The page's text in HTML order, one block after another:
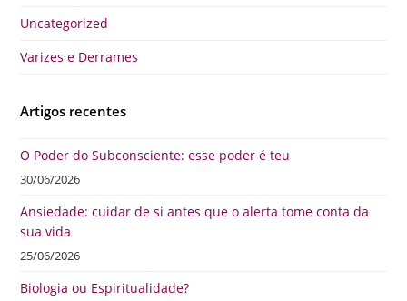
Uncategorized
Varizes e Derrames
Artigos recentes
O Poder do Subconsciente: esse poder é teu
30/06/2026
Ansiedade: cuidar de si antes que o alerta tome conta da
sua vida
25/06/2026
Biologia ou Espiritualidade?